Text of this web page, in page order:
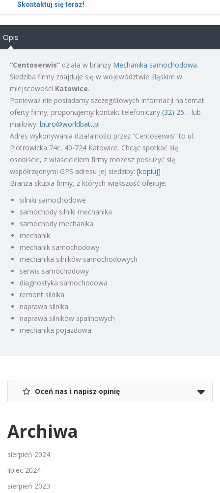
Skontaktuj się teraz!
Opis
“Centoserwis” działa w branży Mechanika samochodowa.
Siedziba firmy znajduje się w województwie śląskim w
miejscowości Katowice.
Ponieważ nie posiadamy szczegółowych informacji na temat
oferty firmy, proponujemy kontakt telefoniczny (32) 25… lub
mailowy: biuro@worldbatt.pl
Adres wykonywania działalności przez “Centoserwis” to ul.
Piotrowicka 74c, 40-724 Katowice. Chcąc spotkać się
osobiście, z właścicielem firmy możesz posłużyć się
współrzędnymi GPS adresu jej siedziby: [kopiuj]
Branża skupia firmy, z których większość oferuje:
silniki samochodowe
samochody silniki mechanika
samochody mechanika
mechanik
mechanik samochodowy
mechanika silników samochodowych
serwis samochodowy
diagnostyka samochodowa
remont silnika
naprawa silnika
naprawa silników spalinowych
mechanika pojazdowa
Oceń nas i napisz opinię
Archiwa
sierpień 2024
lipiec 2024
sierpień 2023